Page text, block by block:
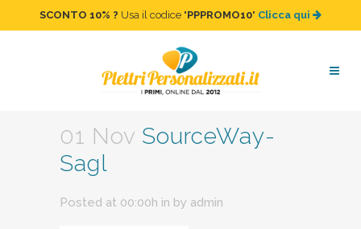
SCONTO 10% ? Usa il codice "PPPROMO10" Clicca qui
SourceWay-Sagl
01 Nov SourceWay-
Sagl
Posted at 00:00h in by admin